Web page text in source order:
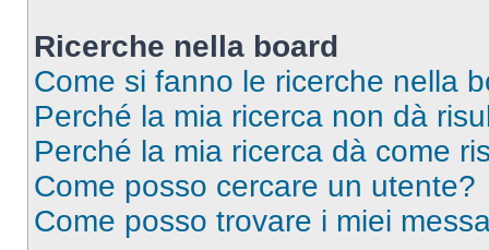
Ricerche nella board
Come si fanno le ricerche nella
Perché la mia ricerca non dà
Perché la mia ricerca dà come
Come posso cercare un utente?
Come posso trovare i miei